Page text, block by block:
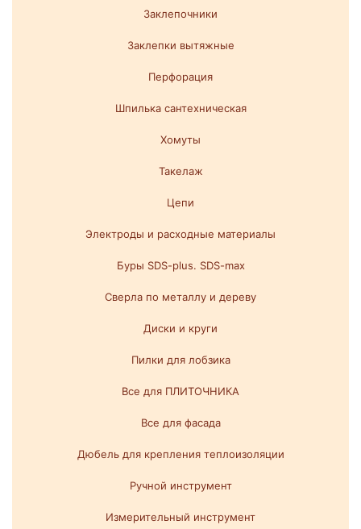
Заклепочники
Заклепки вытяжные
Перфорация
Шпилька сантехническая
Хомуты
Такелаж
Цепи
Электроды и расходные материалы
Буры SDS-plus. SDS-max
Сверла по металлу и дереву
Диски и круги
Пилки для лобзика
Все для ПЛИТОЧНИКА
Все для фасада
Дюбель для крепления теплоизоляции
Ручной инструмент
Измерительный инструмент